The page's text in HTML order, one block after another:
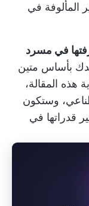
المألوفة في
في مسرد
بأساس متين
هذه المقالة،
وستكون
قدراتها في